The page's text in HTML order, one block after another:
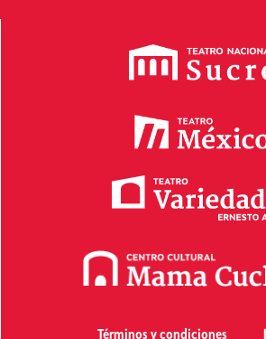
Términos y condiciones